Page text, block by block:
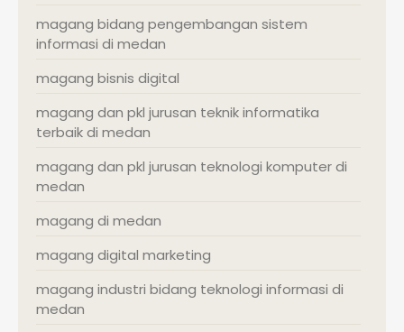
magang bidang pengembangan sistem
informasi di medan
magang bisnis digital
magang dan pkl jurusan teknik informatika
terbaik di medan
magang dan pkl jurusan teknologi komputer di
medan
magang di medan
magang digital marketing
magang industri bidang teknologi informasi di
medan